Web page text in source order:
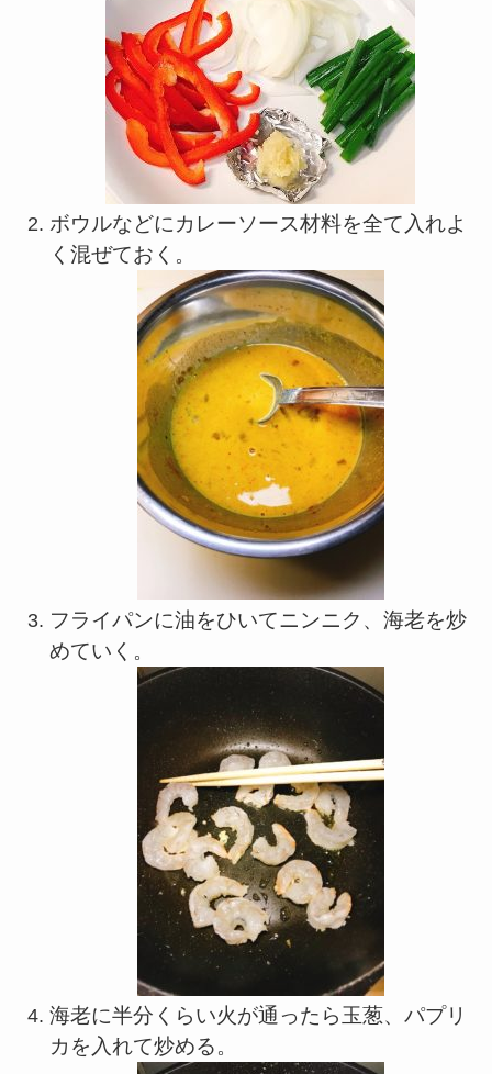
ボウルなどにカレーソース材料を全て入れよ
く混ぜておく。
フライパンに油をひいてニンニク、海老を炒
めていく。
海老に半分くらい火が通ったら玉葱、パプリ
カを入れて炒める。